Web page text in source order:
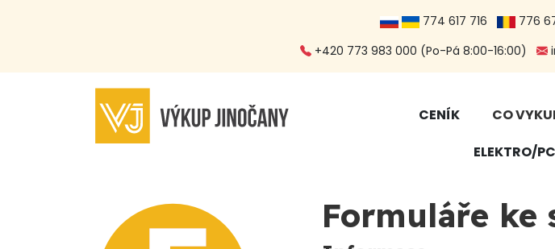
774 617 716 776
+420 773 983 000 (Po-Pá 8:00-16:00)
CENÍK CO
ELEKTRO/
Formuláře ke